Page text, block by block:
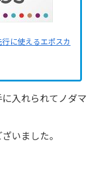
に使えるエポスカ
入れられてノダマ
いました。